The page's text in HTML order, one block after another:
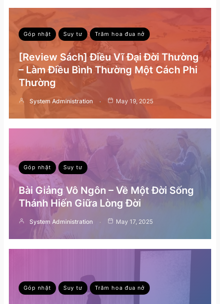
Góp nhặt Suy tư Trăm hoa đua nở
[Review Sách] Điều Vĩ Đại Đời Thường
– Làm Điều Bình Thường Một Cách Phi
Thường
System Administration May 19, 2025
Góp nhặt Suy tư
Bài Giảng Vô Ngôn – Về Một Đời Sống
Thánh Hiến Giữa Lòng Đời
System Administration May 17, 2025
Góp nhặt Suy tư Trăm hoa đua nở